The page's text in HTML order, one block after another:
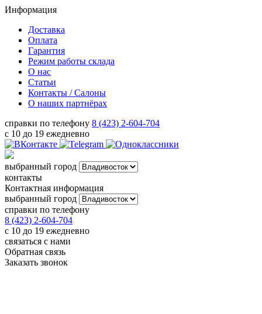
Информация
Доставка
Оплата
Гарантия
Режим работы склада
О нас
Статьи
Контакты / Салоны
О наших партнёрах
справки по телефону 8 (423) 2-604-704
с 10 до 19 ежедневно
выбранный город
контакты
Контактная информация
выбранный город
справки по телефону
8 (423) 2-604-704
с 10 до 19 ежедневно
связаться с нами
Обратная связь
Заказать звонок